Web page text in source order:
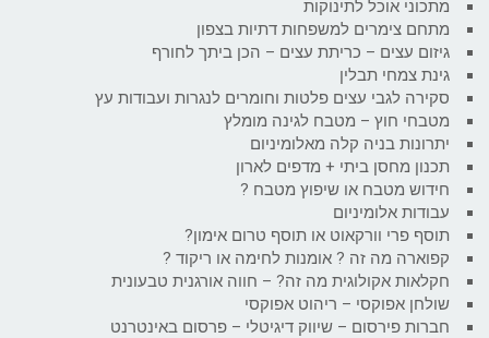
מתכוני אוכל לתינוקות
מתחם צימרים למשפחות דתיות בצפון
גיזום עצים – כריתת עצים – הכן ביתך לחורף
גינת צמחי תבלין
סקירה לגבי עצים פלטות וחומרים לנגרות ועבודות עץ
מטבחי חוץ – מטבח לגינה מומלץ
יתרונות בניה קלה מאלומיניום
תכנון מחסן ביתי + מדפים לארון
חידוש מטבח או שיפוץ מטבח ?
עבודות אלומיניום
תוסף פרי וורקאוט או תוסף טרום אימון?
קפוארה מה זה ? אומנות לחימה או ריקוד ?
חקלאות אקולוגית מה זה? – חווה אורגנית טבעונית
שולחן אפוקסי – ריהוט אפוקסי
חברות פירסום – שיווק דיגיטלי – פרסום באינטרנט